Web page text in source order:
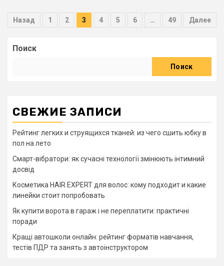
Навигация
записям
Назад 1 2 3 4 5 6 … 49 Далее
Поиск
Поиск
СВЕЖИЕ ЗАПИСИ
Рейтинг легких и струящихся тканей: из чего сшить юбку в
пол на лето
Смарт-вібратори: як сучасні технології змінюють інтимний
досвід
Косметика HAIR EXPERT для волос: кому подходит и какие
линейки стоит попробовать
Як купити ворота в гараж і не переплатити: практичні
поради
Кращі автошколи онлайн: рейтинг форматів навчання,
тестів ПДР та занять з автоінструктором